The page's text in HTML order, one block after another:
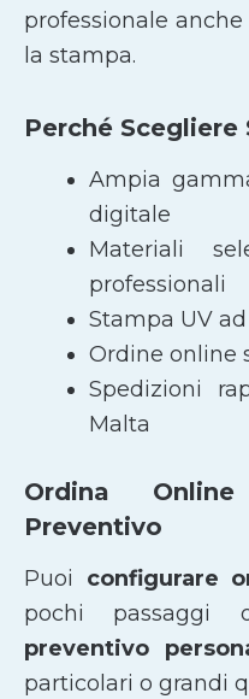
professionale
la stampa.
Perché Scegliere
Ampia
digitale
Materiali
professionali
Stampa UV
Ordine online
Spedizioni
Malta
Ordina
Preventivo
Puoi configurare
pochi passaggi
preventivo
particolari o grandi